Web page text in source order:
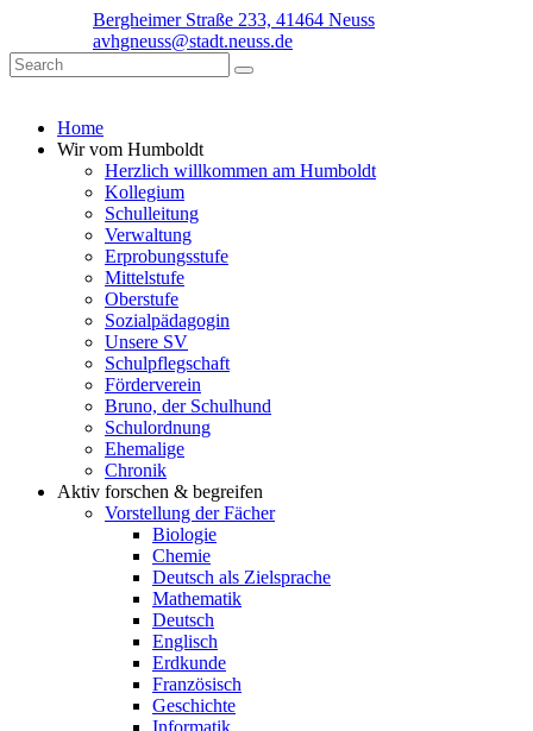
Bergheimer Straße 233, 41464 Neuss
avhgneuss@stadt.neuss.de
Home
Wir vom Humboldt
Herzlich willkommen am Humboldt
Kollegium
Schulleitung
Verwaltung
Erprobungsstufe
Mittelstufe
Oberstufe
Sozialpädagogin
Unsere SV
Schulpflegschaft
Förderverein
Bruno, der Schulhund
Schulordnung
Ehemalige
Chronik
Aktiv forschen & begreifen
Vorstellung der Fächer
Biologie
Chemie
Deutsch als Zielsprache
Mathematik
Deutsch
Englisch
Erdkunde
Französisch
Geschichte
Informatik